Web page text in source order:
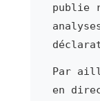
publie
Par
en